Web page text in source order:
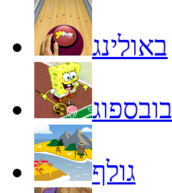
באולינג
בובספוג
גולף